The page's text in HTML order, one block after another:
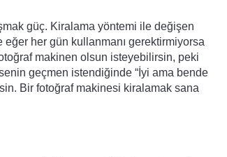
güç. Kiralama yöntemi ile değişen
her gün kullanmanı gerektirmiyorsa
makinen olsun isteyebilirsin, peki
geçmen istendiğinde “İyi ama bende
Bir fotoğraf makinesi kiralamak sana